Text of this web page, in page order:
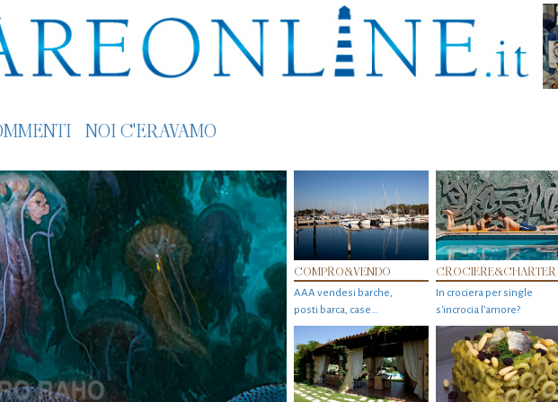
NOI C'ERAVAMO
COMPRO&VENDO
AAA vendesi barche,
posti barca, case…
CROCIERE&CHARTER
In crociera per single
s'incrocia l’amore?